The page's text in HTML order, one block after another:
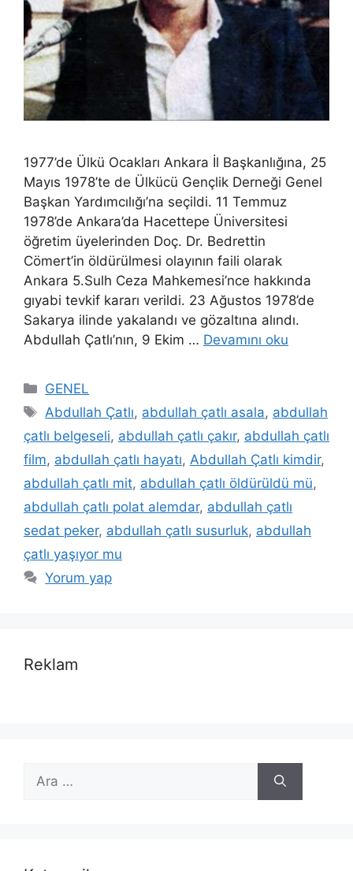
1977’de Ülkü Ocakları Ankara İl Başkanlığına, 25
Mayıs 1978’te de Ülkücü Gençlik Derneği Genel
Başkan Yardımcılığı’na seçildi. 11 Temmuz
1978’de Ankara’da Hacettepe Üniversitesi
öğretim üyelerinden Doç. Dr. Bedrettin
Cömert’in öldürülmesi olayının faili olarak
Ankara 5.Sulh Ceza Mahkemesi’nce hakkında
gıyabi tevkif kararı verildi. 23 Ağustos 1978’de
Sakarya ilinde yakalandı ve gözaltına alındı.
Abdullah Çatlı’nın, 9 Ekim … Devamını oku
Kategoriler
GENEL
Etiketler
Abdullah Çatlı, abdullah çatlı asala, abdullah
çatlı belgeseli, abdullah çatlı çakır, abdullah çatlı
film, abdullah çatlı hayatı, Abdullah Çatlı kimdir,
abdullah çatlı mit, abdullah çatlı öldürüldü mü,
abdullah çatlı polat alemdar, abdullah çatlı
sedat peker, abdullah çatlı susurluk, abdullah
çatlı yaşıyor mu
Yorum yap
Reklam
ara